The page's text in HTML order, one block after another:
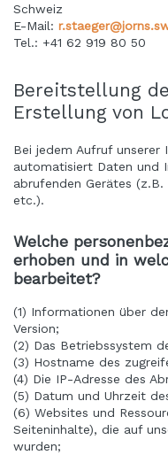
Schweiz
E-Mail:
Tel.: +41 62 919 80 50
Bereitstellung
Erstellung von
Bei jedem Aufruf
automatisiert Daten und
abrufenden Gerätes
etc.).
Welche
erhoben und in
bearbeitet?
(1) Informationen über
Version;
(2) Das Betriebssystem
(3) Hostname des
(4) Die IP-Adresse des
(5) Datum und Uhrzeit
(6) Websites und
Seiteninhalte), die auf
wurden;